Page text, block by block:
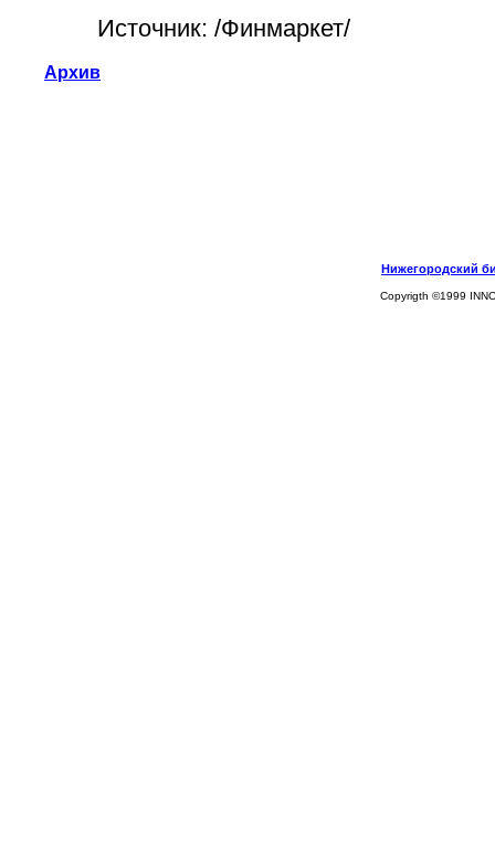
Источник: /Финмаркет/
Архив
Нижегородский
Copyrigth ©1999